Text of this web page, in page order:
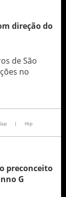
direção do
de São
no
|
Hip
preconceito
G